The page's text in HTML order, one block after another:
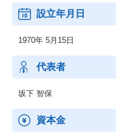
・他
＜業務別＞
・CRM
・SFA
・SCM
・ERP
・WEB
＜IT基盤、ネットワーク＞
・ネットワーク
設立年月日
1970年 5月15日
代表者
坂下 智保
資本金